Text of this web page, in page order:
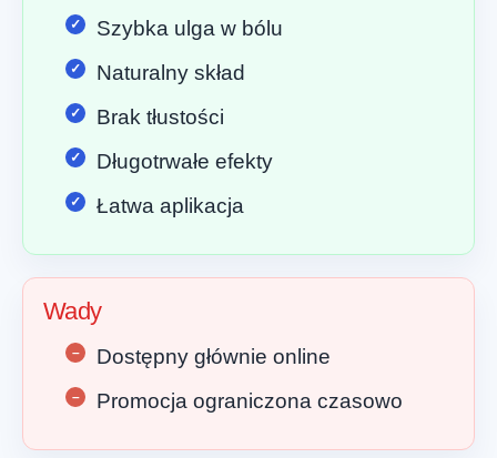
Szybka ulga w bólu
Naturalny skład
Brak tłustości
Długotrwałe efekty
Łatwa aplikacja
Wady
Dostępny głównie online
Promocja ograniczona czasowo